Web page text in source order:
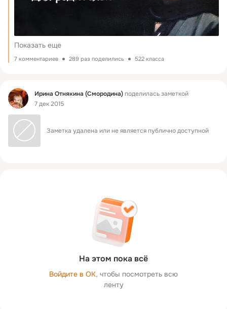
Показать еще
7 комментариев 289 раз поделились 522 класса
Фид Ирина Отнякина (Смородина)поделилась заметкой
7 дек 2015
Заметка удалена или не является публично доступной
На этом пока всё
Войдите в ОК, чтобы посмотреть всю
ленту